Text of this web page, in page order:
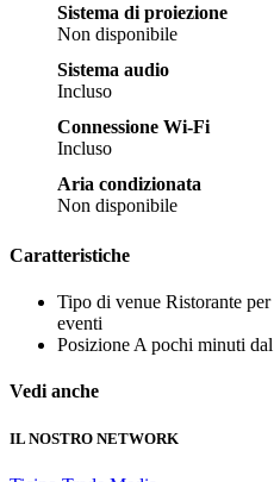
Sistema di proiezione
Non disponibile
Sistema audio
Incluso
Connessione Wi-Fi
Incluso
Aria condizionata
Non disponibile
Caratteristiche
Tipo di venue Ristorante
eventi
Posizione A pochi minuti
Vedi anche
IL NOSTRO NETWORK